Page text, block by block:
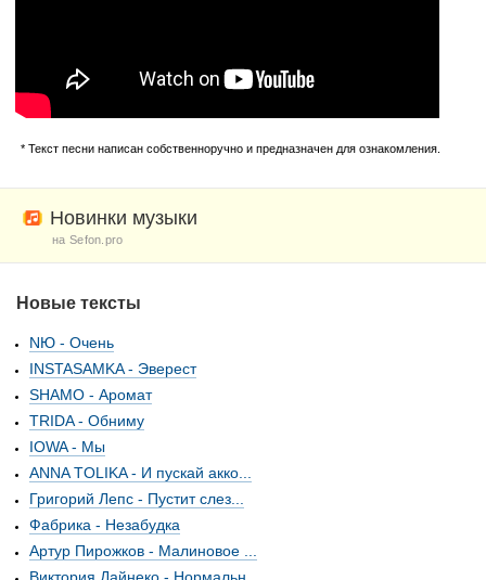
* Текст песни написан собственноручно и предназначен для ознакомления.
Новинки музыки
на Sefon.pro
Новые тексты
NЮ - Очень
INSTASAMKA - Эверест
SHAMO - Аромат
TRIDA - Обниму
IOWA - Мы
ANNA TOLIKA - И пускай акко...
Григорий Лепс - Пустит слез...
Фабрика - Незабудка
Артур Пирожков - Малиновое ...